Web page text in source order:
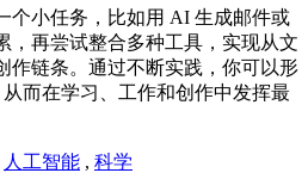
个小任务，比如用 AI 生成邮件或
，再尝试整合多种工具，实现从文
作链条。通过不断实践，你可以形
而在学习、工作和创作中发挥最
人工智能 , 科学